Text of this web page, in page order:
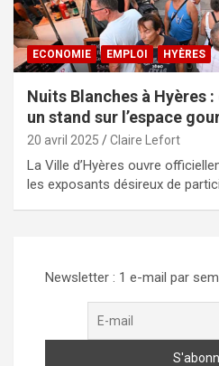
ECONOMIE EMPLOI HYÈRES
Nuits Blanches à Hyères
un stand sur l’espace
20 avril 2025 Claire Lefort
La Ville d’Hyères ouvre
les exposants désireux de
Newsletter : 1 e-mail par